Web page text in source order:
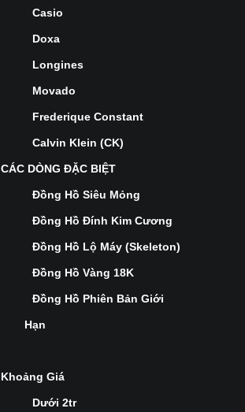
Casio
Doxa
Longines
Movado
Frederique Constant
Calvin Klein (CK)
CÁC DÒNG ĐẶC BIỆT
Đồng Hồ Siêu Mỏng
Đồng Hồ Đính Kim Cương
Đồng Hồ Lộ Máy (Skeleton)
Đồng Hồ Vàng 18K
Đồng Hồ Phiên Bản Giới
Hạn
Khoảng Giá
Dưới 2tr